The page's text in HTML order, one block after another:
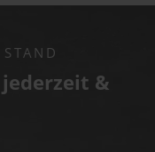
&